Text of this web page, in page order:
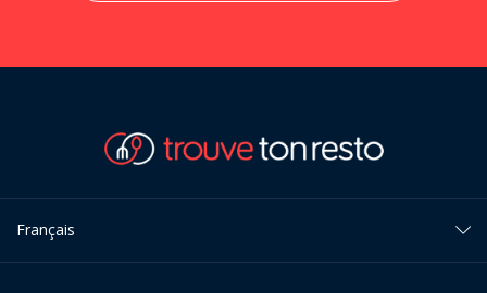
Français